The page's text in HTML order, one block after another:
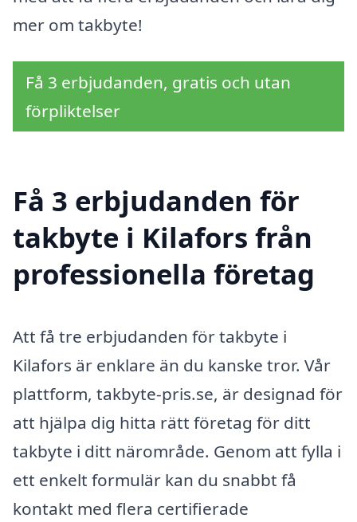
mer om takbyte!
Få 3 erbjudanden, gratis och utan
förpliktelser
Få 3 erbjudanden för
takbyte i Kilafors från
professionella företag
Att få tre erbjudanden för takbyte i
Kilafors är enklare än du kanske tror. Vår
plattform, takbyte-pris.se, är designad för
att hjälpa dig hitta rätt företag för ditt
takbyte i ditt närområde. Genom att fylla i
ett enkelt formulär kan du snabbt få
kontakt med flera certifierade